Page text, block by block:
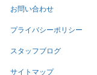
お問い合わせ
プライバシーポリシー
スタッフブログ
サイトマップ